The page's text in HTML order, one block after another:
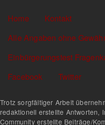
Sekundärlinks
Home
Kontakt
Alle Angaben ohne
Einbürgerungstest
Facebook
Twitter
Trotz sorgfältiger Arbeit
redaktionell erstellte Antworten,
Community erstellte Beiträge/